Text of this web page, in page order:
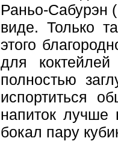
Раньо-Сабурэн
виде. Только
этого
для
полностью
испортиться
напиток лучше
бокал пару